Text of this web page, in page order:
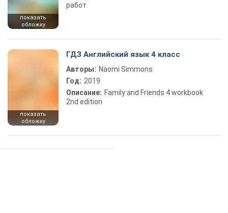
показать
обложку
работ
показать
обложку
ГДЗ Английский язык 4 класс
Авторы: Naomi Simmons
Год: 2019
Описание: Family and Friends 4 workbook
2nd edition